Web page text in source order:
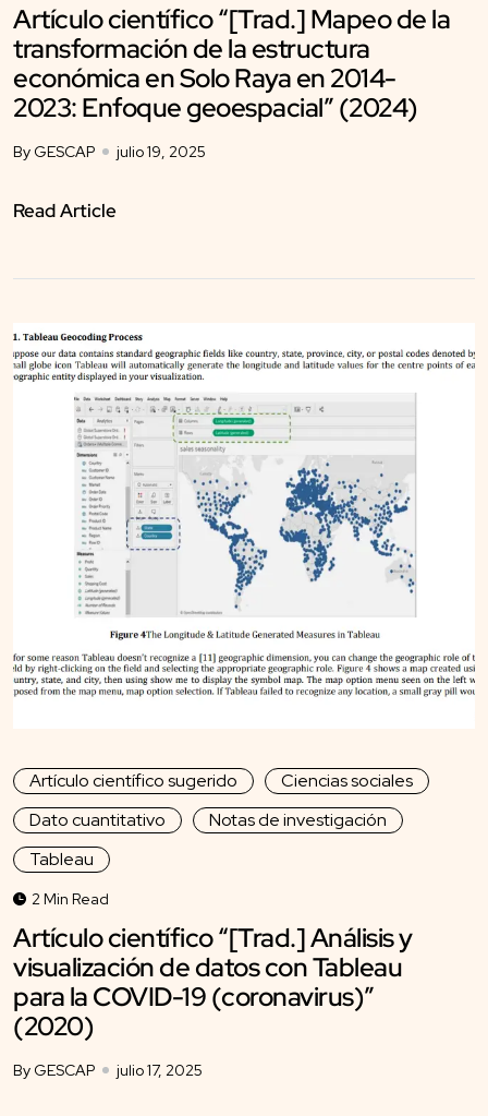
Artículo científico “[Trad.] Mapeo de la
transformación de la estructura
económica en Solo Raya en 2014-
2023: Enfoque geoespacial” (2024)
By GESCAP julio 19, 2025
Read Article
Artículo científico sugerido
Ciencias sociales
Dato cuantitativo
Notas de investigación
Tableau
2 Min Read
Artículo científico “[Trad.] Análisis y
visualización de datos con Tableau
para la COVID-19 (coronavirus)”
(2020)
By GESCAP julio 17, 2025